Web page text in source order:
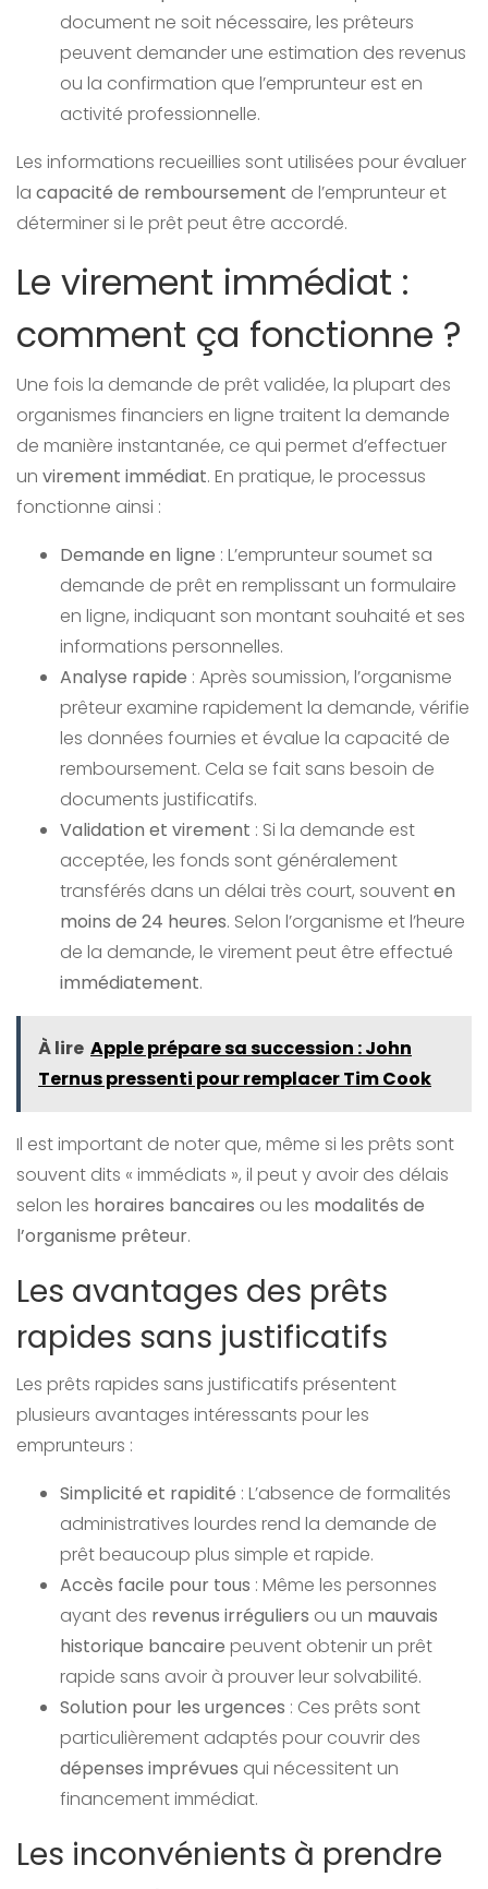
document ne soit nécessaire, les prêteurs
peuvent demander une estimation des revenus
ou la confirmation que l’emprunteur est en
activité professionnelle.
Les informations recueillies sont utilisées pour évaluer
la capacité de remboursement de l’emprunteur et
déterminer si le prêt peut être accordé.
Le virement immédiat :
comment ça fonctionne ?
Une fois la demande de prêt validée, la plupart des
organismes financiers en ligne traitent la demande
de manière instantanée, ce qui permet d’effectuer
un virement immédiat. En pratique, le processus
fonctionne ainsi :
Demande en ligne : L’emprunteur soumet sa
demande de prêt en remplissant un formulaire
en ligne, indiquant son montant souhaité et ses
informations personnelles.
Analyse rapide : Après soumission, l’organisme
prêteur examine rapidement la demande, vérifie
les données fournies et évalue la capacité de
remboursement. Cela se fait sans besoin de
documents justificatifs.
Validation et virement : Si la demande est
acceptée, les fonds sont généralement
transférés dans un délai très court, souventen
moins de 24 heures. Selon l’organisme et l’heure
de la demande, le virement peut être effectué
immédiatement.
À lire Apple prépare sa succession : John
Ternus pressenti pour remplacer Tim Cook
Il est important de noter que, même si les prêts sont
souvent dits « immédiats », il peut y avoir des délais
selon les horaires bancaires ou les modalités de
l’organisme prêteur.
Les avantages des prêts
rapides sans justificatifs
Les prêts rapides sans justificatifs présentent
plusieurs avantages intéressants pour les
emprunteurs :
Simplicité et rapidité : L’absence de formalités
administratives lourdes rend la demande de
prêt beaucoup plus simple et rapide.
Accès facile pour tous : Même les personnes
ayant des revenus irréguliers ou un mauvais
historique bancaire peuvent obtenir un prêt
rapide sans avoir à prouver leur solvabilité.
Solution pour les urgences : Ces prêts sont
particulièrement adaptés pour couvrir des
dépenses imprévues qui nécessitent un
financement immédiat.
Les inconvénients à prendre